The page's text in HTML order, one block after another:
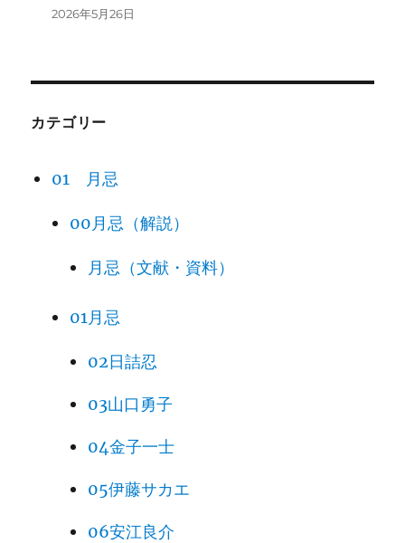
2026年5月26日
カテゴリー
01 月忌
00月忌（解説）
月忌（文献・資料）
01月忌
02日詰忍
03山口勇子
04金子一士
05伊藤サカエ
06安江良介